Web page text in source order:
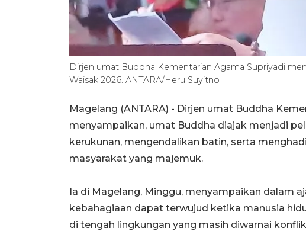
Dirjen umat Buddha Kementarian Agama Supriyadi
Waisak 2026. ANTARA/Heru Suyitno
Magelang (ANTARA) - Dirjen umat Buddha
menyampaikan, umat Buddha diajak menjadi
kerukunan, mengendalikan batin, serta
masyarakat yang majemuk.
Ia di Magelang, Minggu, menyampaikan dalam
kebahagiaan dapat terwujud ketika manusia
di tengah lingkungan yang masih diwarnai